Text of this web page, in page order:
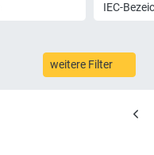
IEC-
weitere Filter